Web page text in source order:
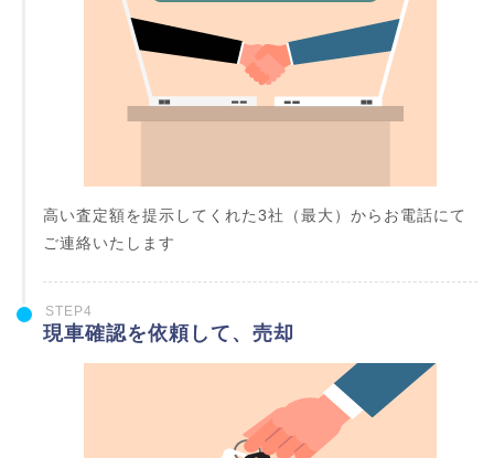
高い査定額を提示してくれた3社（最大）からお電話にて
ご連絡いたします
STEP4
現車確認を依頼して、売却